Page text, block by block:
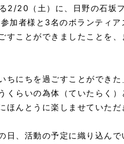
2/20（土）に、日野の石坂
加者様と3名のボランティ
すことができましたことを
ちにちを過ごすことができ
くらいの為体（ていたらく
ほんとうに楽しませていただ
日、活動の予定に織り込ん